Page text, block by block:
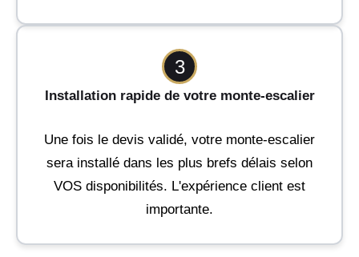
3
Installation rapide de votre monte-escalier
Une fois le devis validé, votre monte-escalier
sera installé dans les plus brefs délais selon
VOS disponibilités. L'expérience client est
importante.